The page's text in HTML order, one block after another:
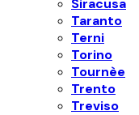
Siracusa
Taranto
Terni
Torino
Tournèe
Trento
Treviso